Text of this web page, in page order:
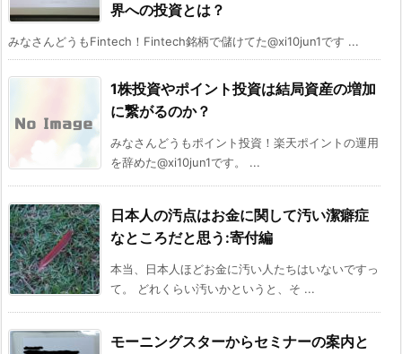
界への投資とは？
みなさんどうもFintech！Fintech銘柄で儲けてた@xi10jun1です ...
1株投資やポイント投資は結局資産の増加
に繋がるのか？
みなさんどうもポイント投資！楽天ポイントの運用
を辞めた@xi10jun1です。 ...
日本人の汚点はお金に関して汚い潔癖症
なところだと思う:寄付編
本当、日本人ほどお金に汚い人たちはいないですっ
て。 どれくらい汚いかというと、そ ...
モーニングスターからセミナーの案内と